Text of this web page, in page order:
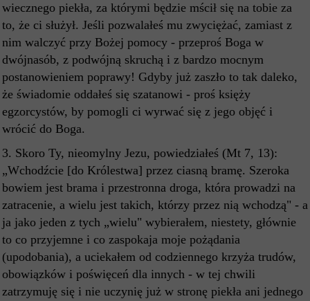
wiecznego piekła, za którymi będzie mścił się na tobie za
to, że ci służył. Jeśli pozwalałeś mu zwyciężać, zamiast z
nim walczyć przy Bożej pomocy - przeproś Boga w
dwójnasób, z podwójną skruchą i z bardzo mocnym
postanowieniem poprawy! Gdyby już zaszło to tak daleko,
że świadomie oddałeś się szatanowi - proś księży
egzorcystów, by pomogli ci wyrwać się z jego objęć i
wrócić do Boga.
3. Skoro Ty, nieomylny Jezu, powiedziałeś (Mt 7, 13):
„Wchodźcie [do Królestwa] przez ciasną bramę. Szeroka
bowiem jest brama i przestronna droga, która prowadzi na
zatracenie, a wielu jest takich, którzy przez nią wchodzą" - a
ja jako jeden z tych „wielu" wybierałem, niestety, głównie
to co przyjemne i co zaspokaja moje pożądania
(upodobania), a uciekałem od codziennego krzyża trudów,
obowiązków i poświęceń dla innych - w tej chwili
zatrzymuję się i nie uczynię już w stronę piekła ani jednego